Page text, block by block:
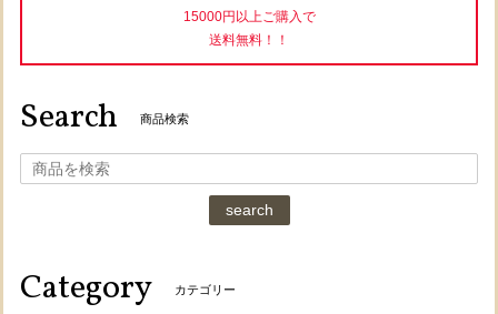
15000円以上ご購入で
送料無料！！
Search 商品検索
search
Category カテゴリー